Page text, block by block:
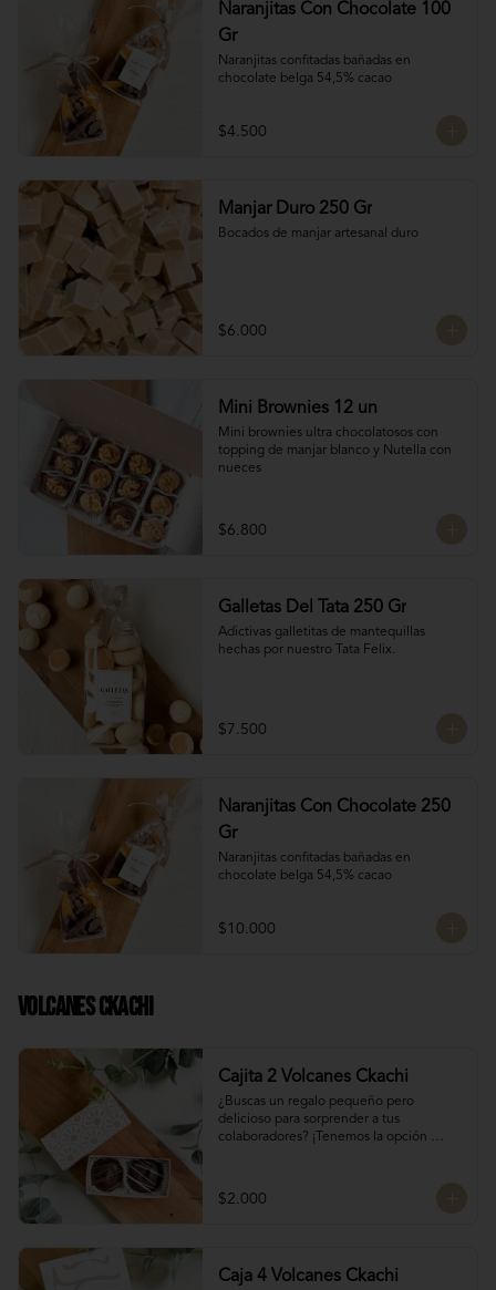
Naranjitas Con Chocolate 100
Gr
Naranjitas confitadas bañadas en
chocolate belga 54,5% cacao
$4.500
Manjar Duro 250 Gr
Bocados de manjar artesanal duro
$6.000
Mini Brownies 12 un
Mini brownies ultra chocolatosos con
topping de manjar blanco y Nutella con
nueces
$6.800
Galletas Del Tata 250 Gr
Adictivas galletitas de mantequillas
hechas por nuestro Tata Felix.
$7.500
Naranjitas Con Chocolate 250
Gr
Naranjitas confitadas bañadas en
chocolate belga 54,5% cacao
$10.000
Volcanes Ckachi
Cajita 2 Volcanes Ckachi
¿Buscas un regalo pequeño pero
delicioso para sorprender a tus
colaboradores? ¡Tenemos la opción
Manjar Blanco
Manjar Nutella
$2.000
Caja 4 Volcanes Ckachi